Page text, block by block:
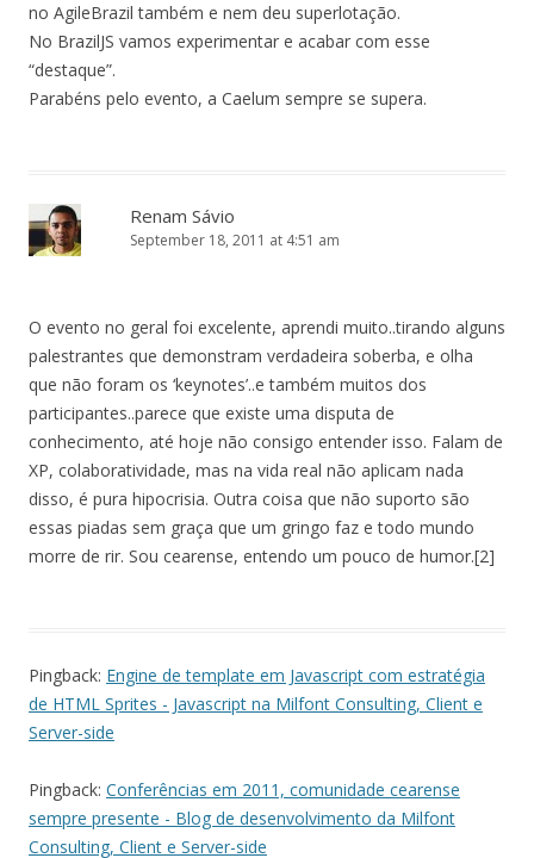
no AgileBrazil também e nem deu superlotação.
No BrazilJS vamos experimentar e acabar com esse
“destaque”.
Parabéns pelo evento, a Caelum sempre se supera.
Renam Sávio
September 18, 2011 at 4:51 am
O evento no geral foi excelente, aprendi muito..tirando alguns
palestrantes que demonstram verdadeira soberba, e olha
que não foram os ‘keynotes’..e também muitos dos
participantes..parece que existe uma disputa de
conhecimento, até hoje não consigo entender isso. Falam de
XP, colaboratividade, mas na vida real não aplicam nada
disso, é pura hipocrisia. Outra coisa que não suporto são
essas piadas sem graça que um gringo faz e todo mundo
morre de rir. Sou cearense, entendo um pouco de humor.[2]
Pingback: Engine de template em Javascript com estratégia
de HTML Sprites - Javascript na Milfont Consulting, Client e
Server-side
Pingback: Conferências em 2011, comunidade cearense
sempre presente - Blog de desenvolvimento da Milfont
Consulting, Client e Server-side